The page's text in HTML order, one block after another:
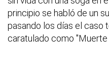
principio se habló de un
pasando los días el caso
caratulado como "Muerte